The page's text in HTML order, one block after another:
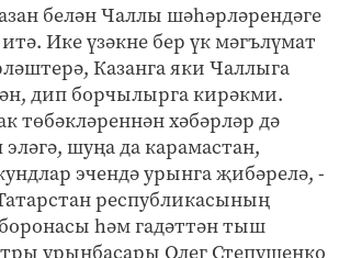
белән Чаллы шәһәрләрендәге
Ике үзәкне бер үк мәгълүмат
Казанга яки Чаллыга
дип борчылырга кирәкми.
төбәкләреннән хәбәрләр дә
эләгә, шуңа да карамастан,
эчендә урынга җибәрелә, -
республикасының
һәм гадәттән тыш
урынбасары Олег Степущенко